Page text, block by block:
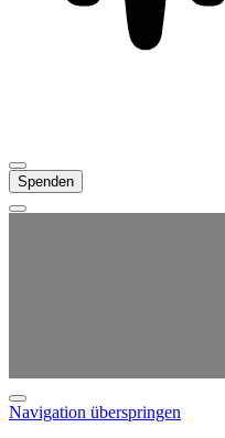
Spenden
Navigation überspringen